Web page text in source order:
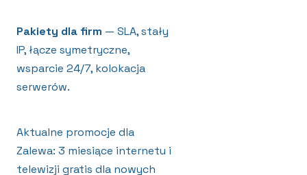
Pakiety dla firm — SLA, stały
IP, łącze symetryczne,
wsparcie 24/7, kolokacja
serwerów.
Aktualne promocje dla
Zalewa: 3 miesiące internetu i
telewizji gratis dla nowych